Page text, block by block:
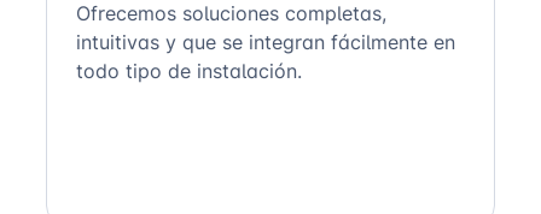
Ofrecemos soluciones completas,
intuitivas y que se integran fácilmente en
todo tipo de instalación.